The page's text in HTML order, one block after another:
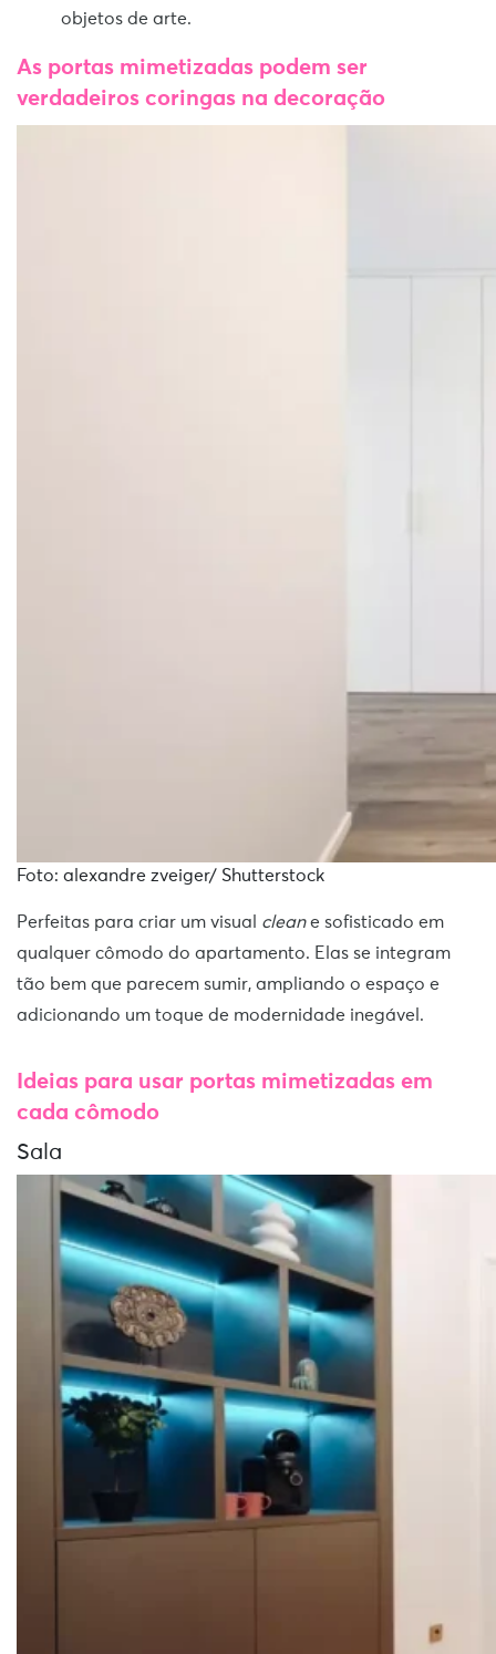
objetos de arte.
As portas mimetizadas podem ser
verdadeiros coringas na decoração
Foto: alexandre zveiger/ Shutterstock
Perfeitas para criar um visual cleane sofisticado em
qualquer cômodo do apartamento. Elas se integram
tão bem que parecem sumir, ampliando o espaço e
adicionando um toque de modernidade inegável.
Ideias para usar portas mimetizadas em
cada cômodo
Sala